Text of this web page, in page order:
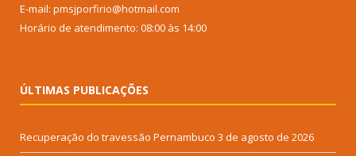
E-mail: pmsjporfirio@hotmail.com
Horário de atendimento: 08:00 às 14:00
ÚLTIMAS PUBLICAÇÕES
Recuperação do travessão Pernambuco 3 de agosto de 2026